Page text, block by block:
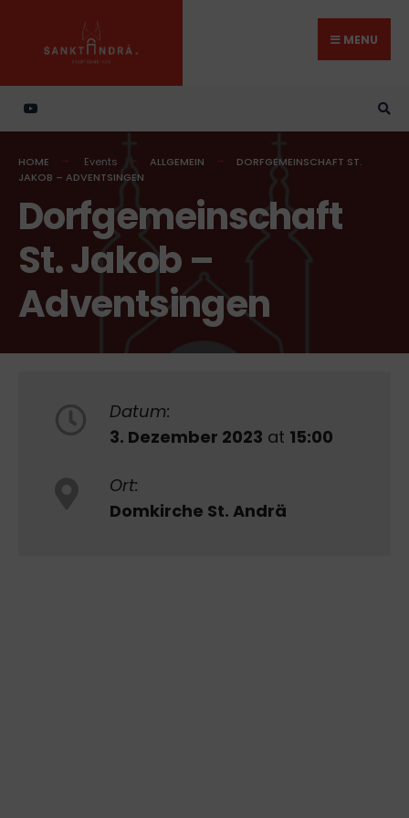
content
MENU
HOME Events ALLGEMEIN
DORFGEMEINSCHAFT ST.
JAKOB – ADVENTSINGEN
Dorfgemeinschaft
St. Jakob –
Adventsingen
Datum:
3. Dezember 2023 at 15:00
Ort:
Domkirche St. Andrä